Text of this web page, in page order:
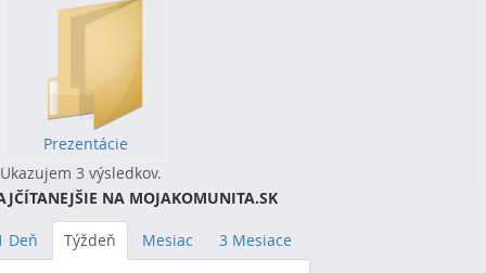
Prezentácie
Ukazujem 3 výsledkov.
NA MOJAKOMUNITA.SK
Deň Týždeň Mesiac 3 Mesiace